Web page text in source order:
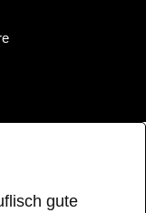
gute